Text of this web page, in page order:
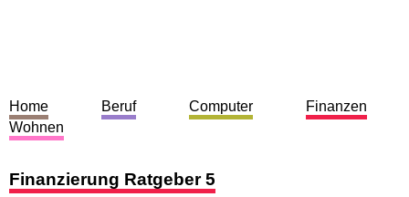
Finanzierung Ratgeber 5
Home Beruf Computer
Finanzen
Wohnen